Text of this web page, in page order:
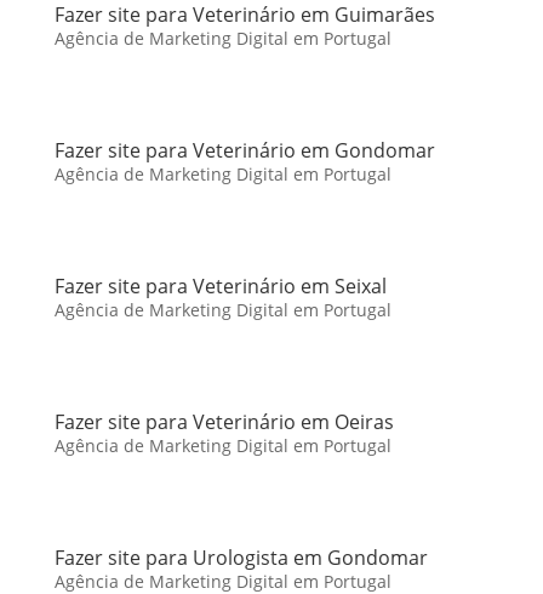
Fazer site para Veterinário em Guimarães
Agência de Marketing Digital em Portugal
Fazer site para Veterinário em Gondomar
Agência de Marketing Digital em Portugal
Fazer site para Veterinário em Seixal
Agência de Marketing Digital em Portugal
Fazer site para Veterinário em Oeiras
Agência de Marketing Digital em Portugal
Fazer site para Urologista em Gondomar
Agência de Marketing Digital em Portugal